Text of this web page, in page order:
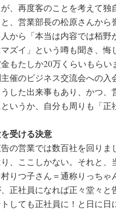
、再度客のことを考えて
、営業部長の松原さんから
から「本当は内容では栢
ズイ」という噂も聞き、
もたしか20万くらいもら
催のビジネス交流会への
した出来事もあり、かつ
いうか、自分も周りも「
受ける決意
の営業では数百社を回り
、ここしかない。それと
りつ子さん＝通称りっち
正社員になれば正々堂々
しても正社員に！と日に